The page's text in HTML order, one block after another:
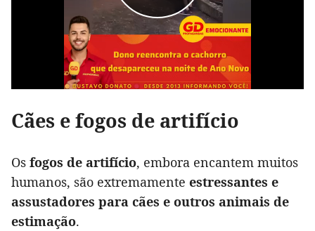
Cães e fogos de artifício
Os fogos de artifício, embora encantem muitos
humanos, são extremamente estressantes e
assustadores para cães e outros animais de
estimação.